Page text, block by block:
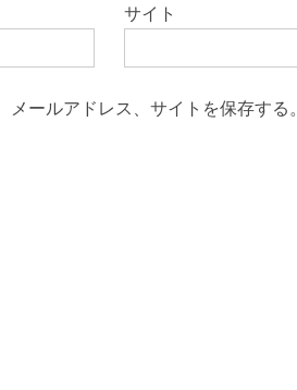
サイト
ールアドレス、サイトを保存する。